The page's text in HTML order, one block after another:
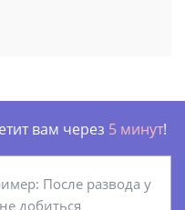
вам через 5 минут!